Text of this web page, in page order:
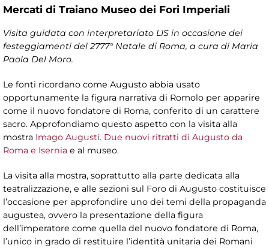
Mercati di Traiano Museo dei Fori Imperiali
Visita guidata con interpretariato LIS in occasione dei
festeggiamenti del 2777° Natale di Roma, a cura di Maria
Paola Del Moro.
Le fonti ricordano come Augusto abbia usato
opportunamente la figura narrativa di Romolo per apparire
come il nuovo fondatore di Roma, conferito di un carattere
sacro. Approfondiamo questo aspetto con la visita alla
mostra Imago Augusti. Due nuovi ritratti di Augusto da
Roma e Isernia e al museo.
La visita alla mostra, soprattutto alla parte dedicata alla
teatralizzazione, e alle sezioni sul Foro di Augusto costituisce
l’occasione per approfondire uno dei temi della propaganda
augustea, ovvero la presentazione della figura
dell’imperatore come quella del nuovo fondatore di Roma,
l’unico in grado di restituire l’identità unitaria dei Romani